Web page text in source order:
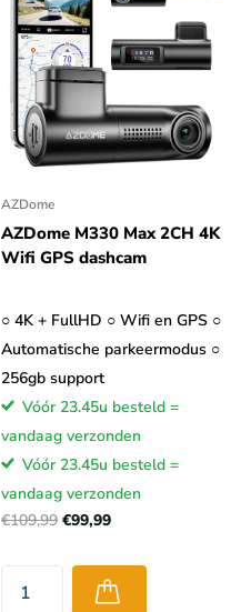
AZDome
AZDome M330 Max 2CH 4K
Wifi GPS dashcam
○ 4K + FullHD ○ Wifi en GPS ○
Automatische parkeermodus ○
256gb support
Vóór 23.45u besteld =
vandaag verzonden
Vóór 23.45u besteld =
vandaag verzonden
€109,99 €99,99